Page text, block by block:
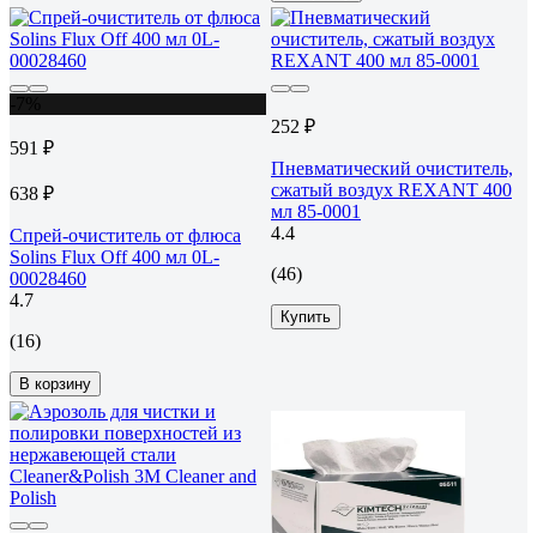
591 ₽
638 ₽
Спрей-очиститель от флюса
Solins Flux Off 400 мл 0L-
00028460
4.7
(16)
В корзину
252 ₽
Пневматический очиститель,
сжатый воздух REXANT 400
мл 85-0001
4.4
(46)
Купить